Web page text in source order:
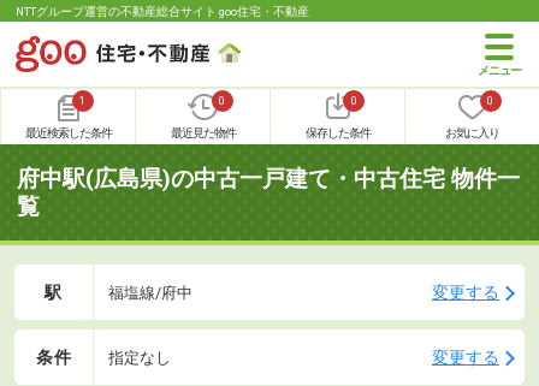
NTTグループ運営の不動産総合サイト goo住宅・不動産
1
最近検索した条件
0
最近見た物件
0
保存した条件
0
お気に入り
府中駅(広島県)の中古一戸建て・中古住宅 物件一
覧
駅 福塩線/府中 変更する
条件 指定なし 変更する